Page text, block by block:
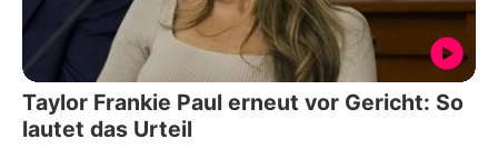
Taylor Frankie Paul erneut vor Gericht: So
lautet das Urteil